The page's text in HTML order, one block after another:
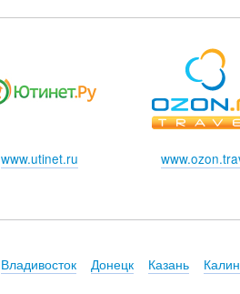
www.utinet.ru
Владивосток Донецк Казань